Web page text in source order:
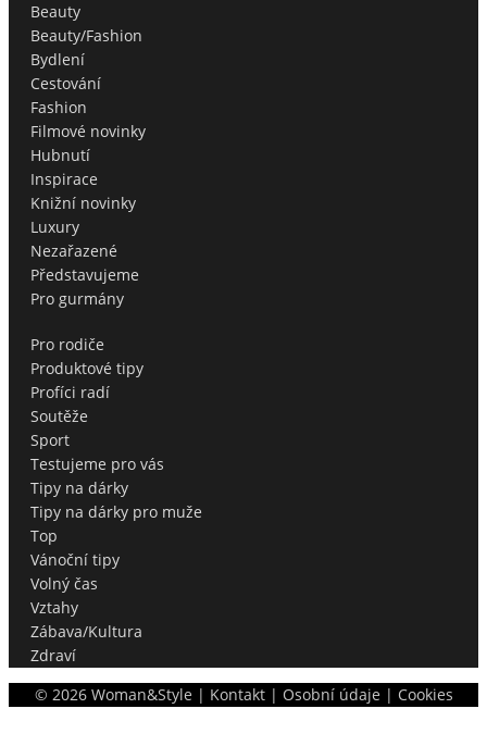
NEJNOVĚJŠÍ ČLÁNKY
Neviditelná daň za bronz: Jak slunce mění strukturu pleti a jak ji v
létě podpořit
Co má smysl kupovat v drogerii a za co se vyplatí připlatit
Emoční nepořádek: co nás doma stresuje víc než neuklizená skříň
Zubní kartáček může být zdrojem bakterií. Jak často ho měnit?
KATEGORIE
18+
Beauty/Fashion
Bydlení
Cestování
Fashion
Filmové novinky
Hubnutí
Inspirace
Knižní novinky
Luxury
Nezařazené
Představujeme
Pro gurmány
Pro rodiče
Profíci radí